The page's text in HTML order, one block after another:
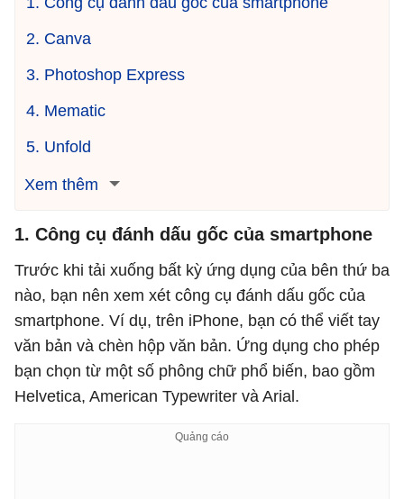
2. Canva
3. Photoshop Express
4. Mematic
5. Unfold
Xem thêm
1. Công cụ đánh dấu gốc của smartphone
Trước khi tải xuống bất kỳ ứng dụng của bên thứ ba
nào, bạn nên xem xét công cụ đánh dấu gốc của
smartphone. Ví dụ, trên iPhone, bạn có thể viết tay
văn bản và chèn hộp văn bản. Ứng dụng cho phép
bạn chọn từ một số phông chữ phổ biến, bao gồm
Helvetica, American Typewriter và Arial.